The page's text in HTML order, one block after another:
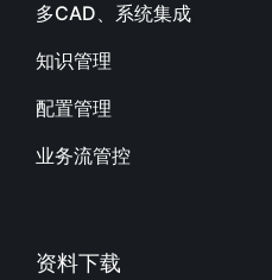
多CAD、系统集成
知识管理
配置管理
业务流管控
资料下载